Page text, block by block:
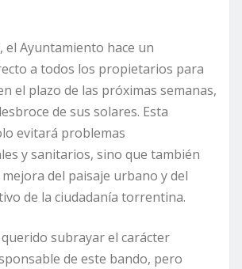
el Ayuntamiento hace un
a todos los propietarios para
el plazo de las próximas semanas,
de sus solares. Esta
evitará problemas
y sanitarios, sino que también
del paisaje urbano y del
de la ciudadanía torrentina.
querido subrayar el carácter
de este bando, pero